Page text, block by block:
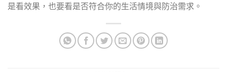
是看效果，也要看是否符合你的生活情境與防治需求。